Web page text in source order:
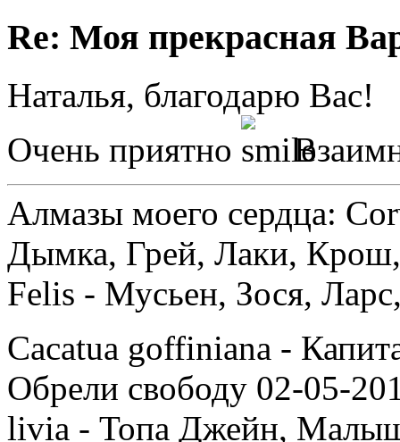
Re: Моя прекрасная
Наталья, благодарю Вас!
Очень приятно
Алмазы моего сердца:
Дымка, Грей, Лаки,
Felis - Мусьен, Зося,
Cacatua goffiniana -
Обрели свободу 02-05-
livia - Топа Джейн,